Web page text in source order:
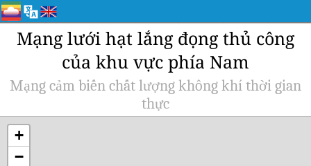
Mạng lưới hạt lắng đọng thủ công
của khu vực phía Nam
Mạng cảm biến chất lượng không khí thời gian
thực
+
−